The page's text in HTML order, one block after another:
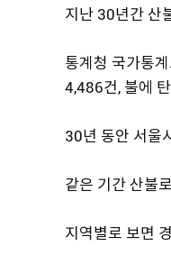
지난 30년간 산
통계청 국가통
4,486건, 불에
30년 동안 서울
같은 기간 산불
지역별로 보면